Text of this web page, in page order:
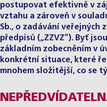
postupovat efektivně v
vztahu a zároveň v
Sb., o zadávání veřejných
předpisů („ZZVZ“). Byť
základním zobecněním v
konkrétní situace, které
mnohem složitější, co se